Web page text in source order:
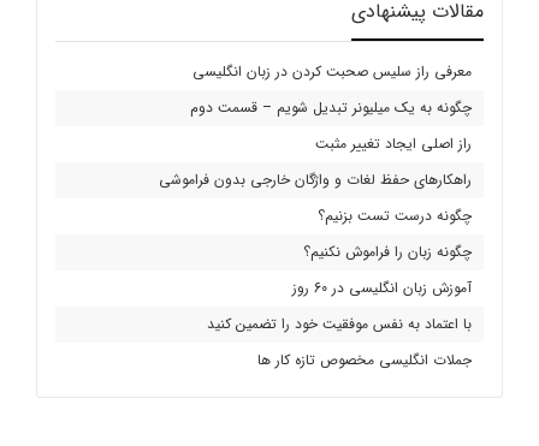
مقالات پیشنهادی
معرفی راز سلیس صحبت کردن در زبان انگلیسی
چگونه به یک میلیونر تبدیل شویم – قسمت دوم
راز اصلی ایجاد تغییر مثبت
راهکارهای حفظ لغات و واژگان خارجی بدون فراموشی
چگونه درست تست بزنیم؟
چگونه زبان را فراموش نکنیم؟
آموزش زبان انگلیسی در 60 روز
با اعتماد به نفس موفقیت خود را تضمین کنید
جملات انگلیسی مخصوص تازه کار ها